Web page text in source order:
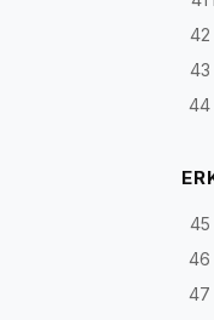
42
43
44
45
46
47